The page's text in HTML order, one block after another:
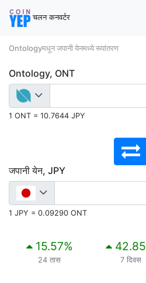
चलन कनवर्टर
Ontologyमधून जपानी येनमध्ये रूपांतरण
Ontology, ONT
1 ONT = 10.7644 JPY
जपानी येन, JPY
1 JPY = 0.09290 ONT
15.57%
24 तास
42.85
7 दिवस